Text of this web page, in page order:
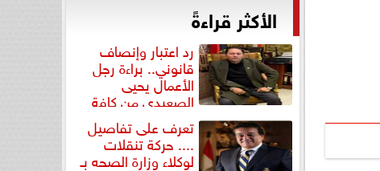
الأكثر قراءةً
رد اعتبار وإنصاف
قانوني.. براءة رجل
الأعمال يحيى
الصعيدي من كافة
التهم... تعرف على تفاصيل
.... حركة تنقلات
لوكلاء وزارة الصحه بـ